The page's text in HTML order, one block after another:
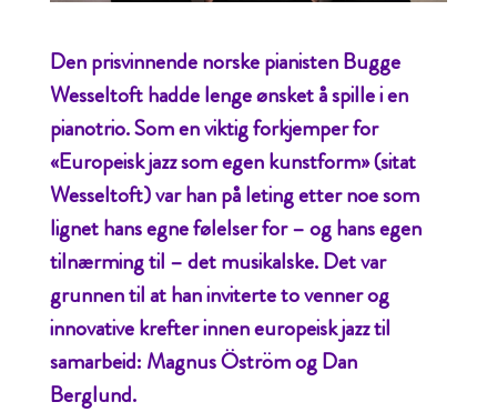
Den prisvinnende norske pianisten Bugge
Wesseltoft hadde lenge ønsket å spille i en
pianotrio. Som en viktig forkjemper for
«Europeisk jazz som egen kunstform» (sitat
Wesseltoft) var han på leting etter noe som
lignet hans egne følelser for – og hans egen
tilnærming til – det musikalske. Det var
grunnen til at han inviterte to venner og
innovative krefter innen europeisk jazz til
samarbeid: Magnus Öström og Dan
Berglund.